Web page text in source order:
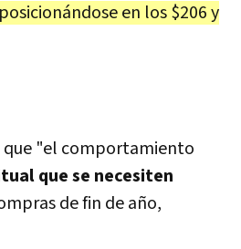
en los $206 y
que "el comportamiento
que se necesiten
de fin de año,